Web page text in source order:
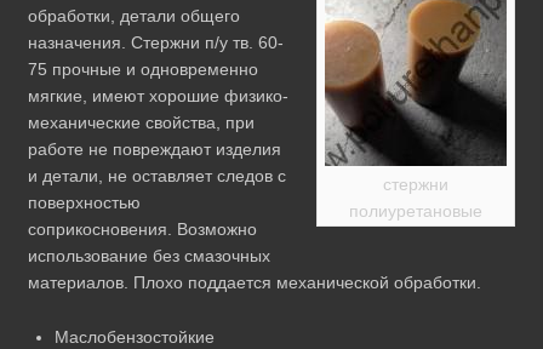
стержни
полиуретановые
обработки, детали общего
назначения. Стержни п/у тв. 60-
75 прочные и одновременно
мягкие, имеют хорошие физико-
механические свойства, при
работе не повреждают изделия
и детали, не оставляет следов с
поверхностью
соприкосновения. Возможно
использование без смазочных
материалов. Плохо поддается механической обработки.
Маслобензостойкие